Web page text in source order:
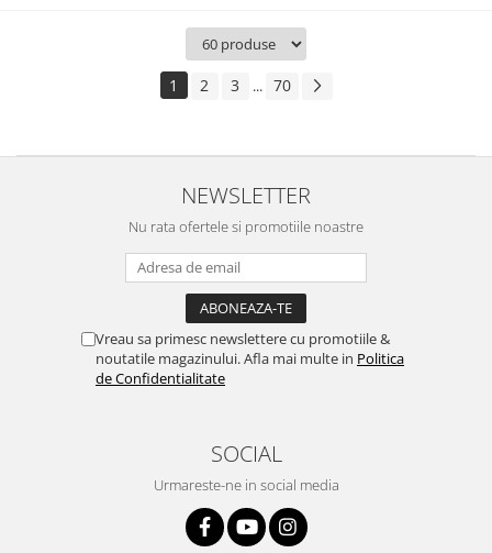
1 2 3 ... 70
NEWSLETTER
Nu rata ofertele si promotiile noastre
Vreau sa primesc newslettere cu promotiile &
noutatile magazinului. Afla mai multe in Politica
de Confidentialitate
SOCIAL
Urmareste-ne in social media